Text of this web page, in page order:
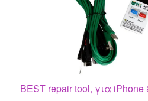
BEST repair tool, για